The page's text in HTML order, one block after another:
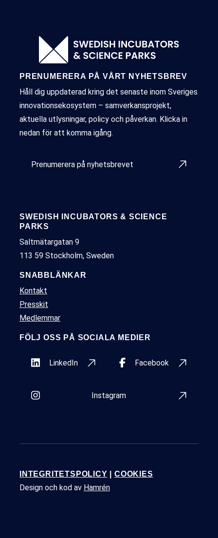
PRENUMERERA PÅ VÅRT NYHETSBREV
Håll dig uppdaterad kring det senaste inom Sveriges
innovationsekosystem – samverkansprojekt,
aktuella utlysningar, policy och påverkan. Klicka in
nedan för att komma igång.
Prenumerera på nyhetsbrevet
SWEDISH INCUBATORS & SCIENCE
PARKS
Saltmätargatan 9
113 59 Stockholm, Sweden
SNABBLÄNKAR
Kontakt
Presskit
Medlemmar
FÖLJ OSS PÅ SOCIALA MEDIER
LinkedIn Facebook
Instagram
INTEGRITETSPOLICY |COOKIES
Design och kod av Hamrén